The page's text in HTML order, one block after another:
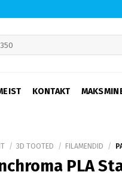
KONTAKT
/ 3D TOOTED / FILAMENDID /
PLA